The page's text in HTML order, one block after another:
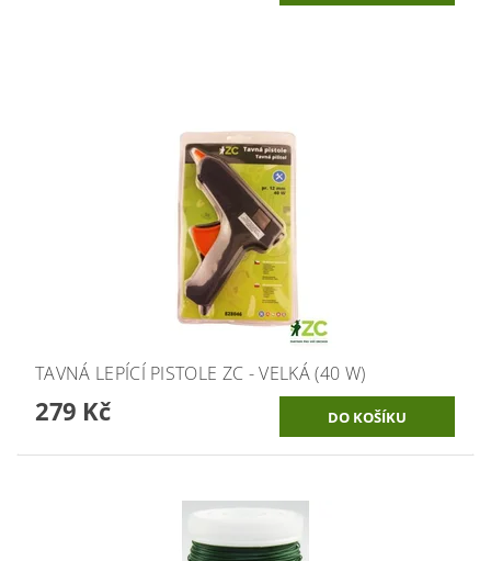
TAVNÁ LEPÍCÍ PISTOLE ZC - VELKÁ (40 W)
279 Kč